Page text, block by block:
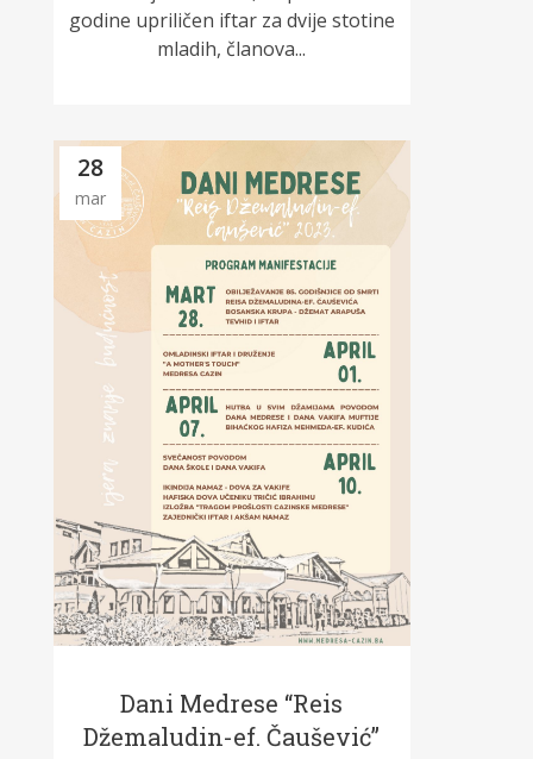
godine upriličen iftar za dvije stotine
mladih, članova...
28
mar
Dani Medrese “Reis
Džemaludin-ef. Čaušević”